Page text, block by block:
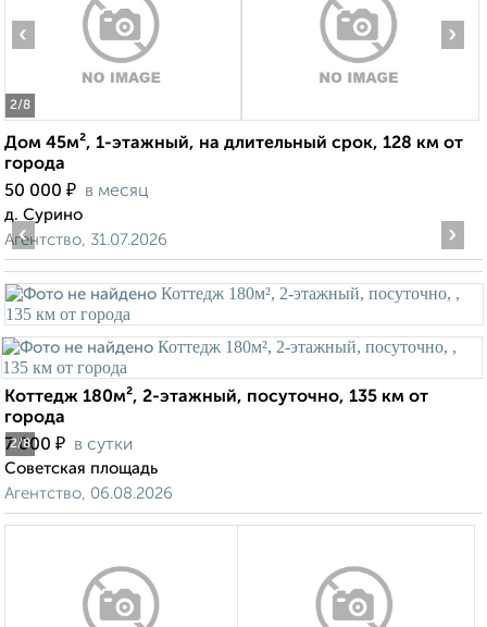
2/8
‹ ›
Дом 45м², 1-этажный, на длительный срок, 128 км от
города
50 000 ₽ в месяц
д. Сурино
Агентство, 31.07.2026
2/8
‹ ›
Коттедж 180м², 2-этажный, посуточно, 135 км от
города
7 000 ₽ в сутки
Советская площадь
Агентство, 06.08.2026